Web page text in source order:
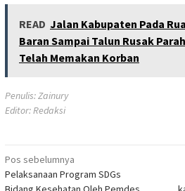
READ Jalan Kabupaten Pada
Baran Sampai Talun Rusak
Telah Memakan Korban
Penulis: Zainury
Editor: Redaksi
Navigasi
pos
Pos sebelumnya
Pelaksanaan Program SDGs